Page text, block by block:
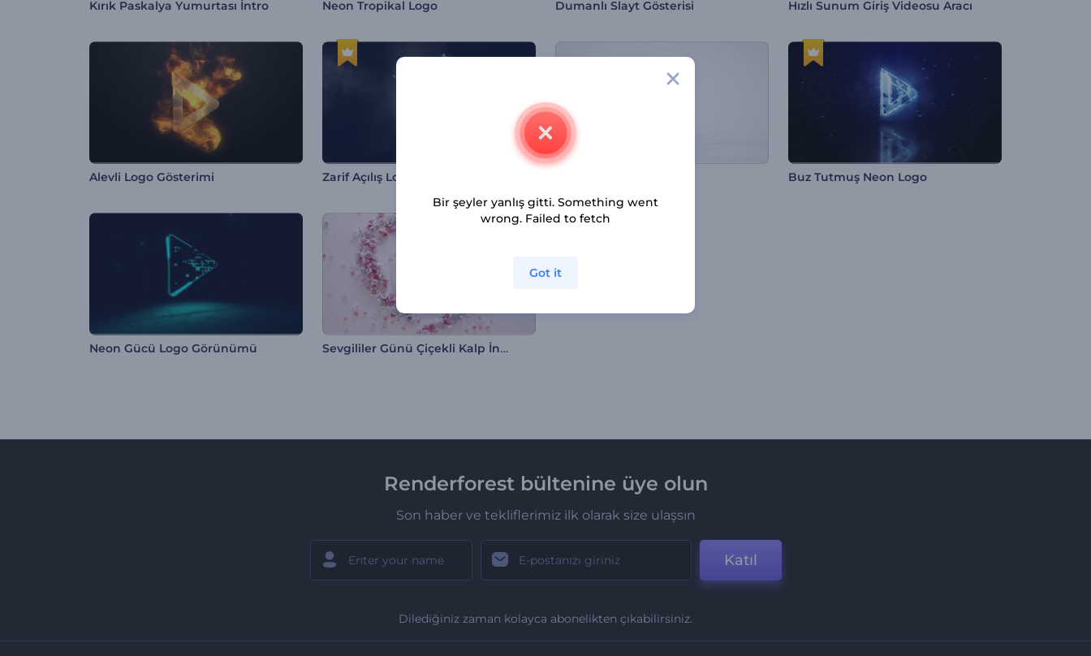
Kırık Paskalya Yumurtası İntro Neon Tropikal Logo Dumanlı Slayt Gösterisi Hızlı Sunum Giriş Videosu Aracı
Alevli Logo Gösterimi Zarif Açılış Logo Buz Tutmuş Neon Logo
Neon Gücü Logo Görünümü Sevgililer Günü Çiçekli Kalp İntro
Renderforest bültenine üye olun
Son haber ve tekliflerimiz ilk olarak size ulaşsın
Katıl
Dilediğiniz zaman kolayca abonelikten çıkabilirsiniz.
Bir şeyler yanlış gitti. Something went
wrong. Failed to fetch
Got it